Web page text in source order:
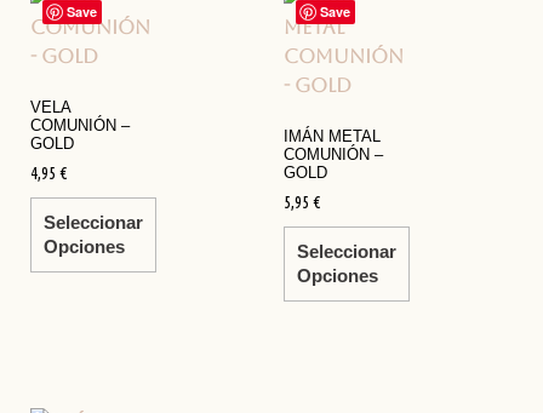
Save
VELA
COMUNIÓN –
GOLD
4,95 €
Seleccionar
Opciones
Save
IMÁN METAL
COMUNIÓN –
GOLD
5,95 €
Seleccionar
Opciones